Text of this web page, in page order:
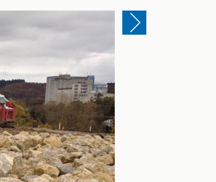
Einen Slide vor